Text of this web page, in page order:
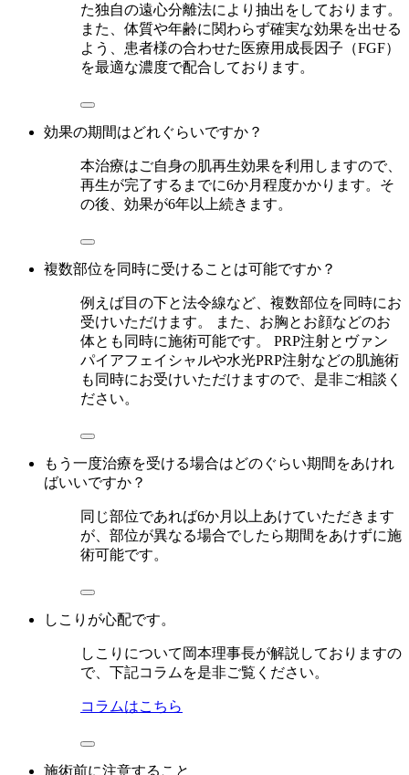
た独自の遠心分離法により抽出をしております。
また、体質や年齢に関わらず確実な効果を出せる
よう、患者様の合わせた医療用成長因子（FGF）
を最適な濃度で配合しております。
効果の期間はどれぐらいですか？
本治療はご自身の肌再生効果を利用しますので、
再生が完了するまでに6か月程度かかります。そ
の後、効果が6年以上続きます。
複数部位を同時に受けることは可能ですか？
例えば目の下と法令線など、複数部位を同時にお
受けいただけます。 また、お胸とお顔などのお
体とも同時に施術可能です。 PRP注射とヴァン
パイアフェイシャルや水光PRP注射などの肌施術
も同時にお受けいただけますので、是非ご相談く
ださい。
もう一度治療を受ける場合はどのぐらい期間をあけれ
ばいいですか？
同じ部位であれば6か月以上あけていただきます
が、部位が異なる場合でしたら期間をあけずに施
術可能です。
しこりが心配です。
しこりについて岡本理事長が解説しておりますの
で、下記コラムを是非ご覧ください。
コラムはこちら
施術前に注意すること